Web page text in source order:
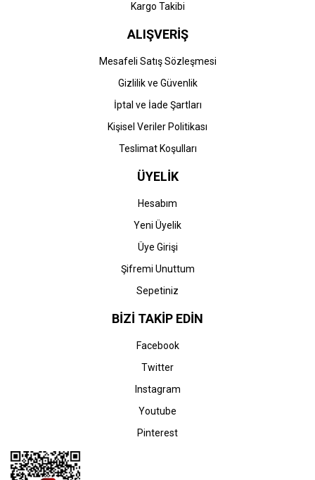
Kargo Takibi
ALIŞVERİŞ
Mesafeli Satış Sözleşmesi
Gizlilik ve Güvenlik
İptal ve İade Şartları
Kişisel Veriler Politikası
Teslimat Koşulları
ÜYELİK
Hesabım
Yeni Üyelik
Üye Girişi
Şifremi Unuttum
Sepetiniz
BİZİ TAKİP EDİN
Facebook
Twitter
Instagram
Youtube
Pinterest